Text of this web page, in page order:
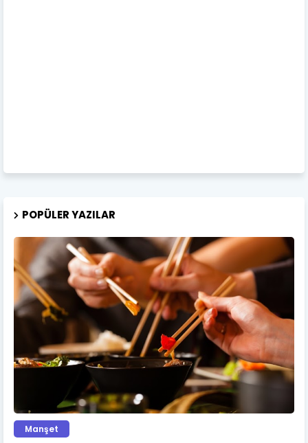
POPÜLER YAZILAR
Manşet